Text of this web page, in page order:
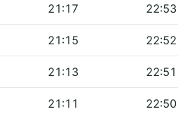
21:17 22:53
21:15 22:52
21:13 22:51
21:11 22:50